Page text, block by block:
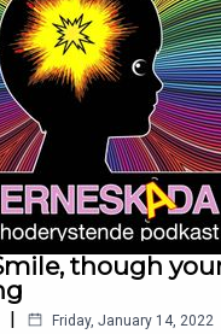
though
| Friday, January 14, 2022